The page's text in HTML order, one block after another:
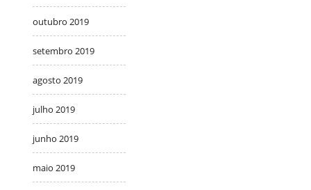
outubro 2019
setembro 2019
agosto 2019
julho 2019
junho 2019
maio 2019